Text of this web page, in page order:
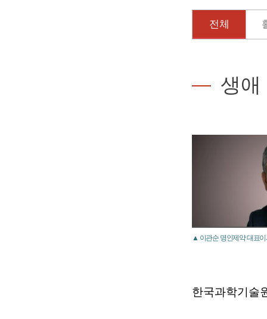
전체
생애
▲ 이관순 명인제약 대표이
한국과학기술